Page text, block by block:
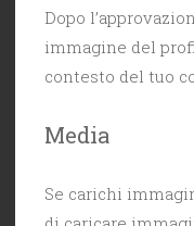
Dopo
immagine del
contesto del tuo
Media
Se carichi